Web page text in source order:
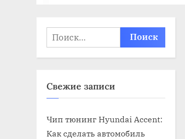
Найти:
Свежие записи
Чип тюнинг Hyundai Accent:
Как сделать автомобиль